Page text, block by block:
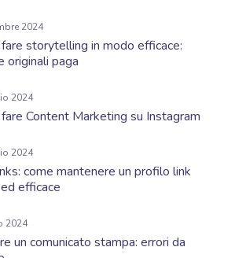
2024
storytelling in modo efficace:
originali paga
2024
Content Marketing su Instagram
2024
come mantenere un profilo link
efficace
2024
un comunicato stampa: errori da